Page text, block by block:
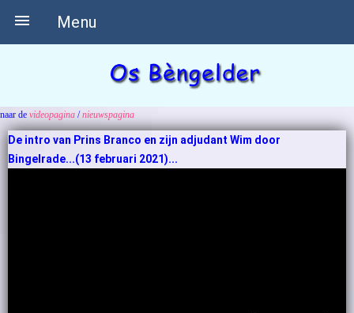
Menu

naar de videopagina /nieuwspagina
De intro van Prins Branco en zijn adjudant Wim door
Bingelrade...(13 februari 2021)...